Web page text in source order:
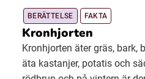
BERÄTTELSE FAKTA
Kronhjorten
Kronhjorten äter gräs, bark,
äta kastanjer, potatis och